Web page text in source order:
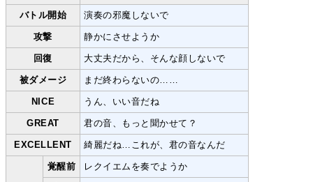
バトル開始 演奏の邪魔しないで
攻撃 静かにさせようか
回復 大丈夫だから、そんな顔しないで
被ダメージ まだ終わらないの……
NICE うん、いい音だね
GREAT 君の音、もっと聞かせて？
EXCELLENT 綺麗だね…これが、君の音なんだ
覚醒前 レクイエムを奏でようか